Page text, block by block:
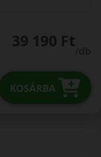
39 190 Ft
/db
KOSÁRBA